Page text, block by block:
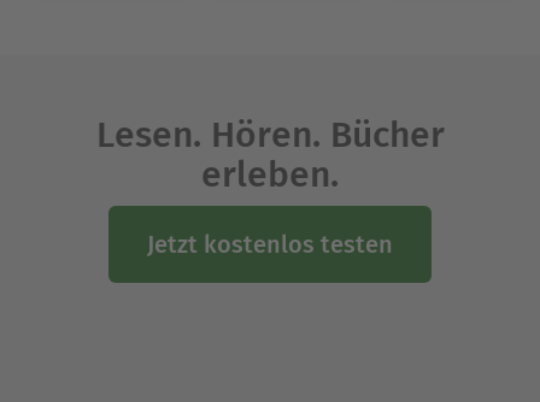
Lesen. Hören. Bücher
erleben.
Jetzt kostenlos testen